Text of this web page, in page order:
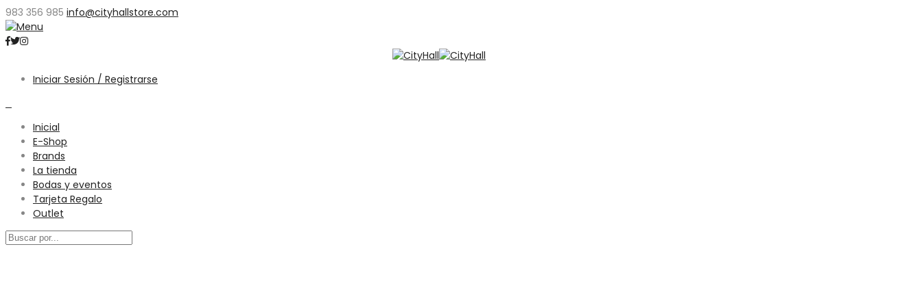
983 356 985 info@cityhallstore.com
Iniciar Sesión / Registrarse
Inicial
E-Shop
Brands
La tienda
Bodas y eventos
Tarjeta Regalo
Outlet